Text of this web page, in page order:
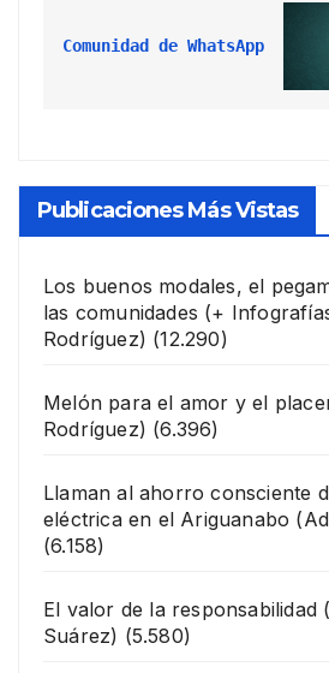
Comunidad de WhatsApp
Publicaciones Más Vistas
Los buenos modales, el
las comunidades (+
Rodríguez) (12.290)
Melón para el amor y el
Rodríguez) (6.396)
Llaman al ahorro consciente
eléctrica en el Ariguanabo
(6.158)
El valor de la responsabilidad
Suárez) (5.580)